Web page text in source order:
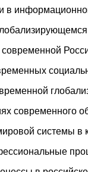
в
современного
системы в